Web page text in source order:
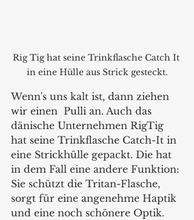
Rig Tig hat seine Trinkflasche Catch It
in eine Hülle aus Strick gesteckt.
Wenn's uns kalt ist, dann ziehen
wir einen  Pulli an. Auch das
dänische Unternehmen RigTig
hat seine Trinkflasche Catch-It in
eine Strickhülle gepackt. Die hat
in dem Fall eine andere Funktion:
Sie schützt die Tritan-Flasche,
sorgt für eine angenehme Haptik
und eine noch schönere Optik.